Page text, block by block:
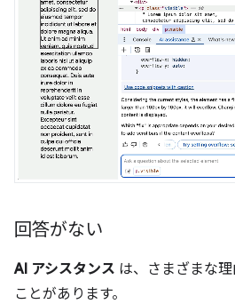
回答がない
AI アシスタンス は、さまざまな
ことがあります。